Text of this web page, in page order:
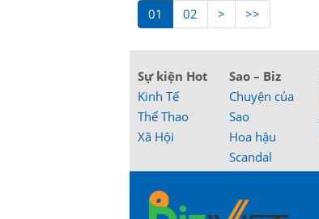
01 02 > >>
Sự kiện Hot
Kinh Tế
Thể Thao
Xã Hội
Sao – Biz
Chuyện của
Sao
Hoa hậu
Scandal